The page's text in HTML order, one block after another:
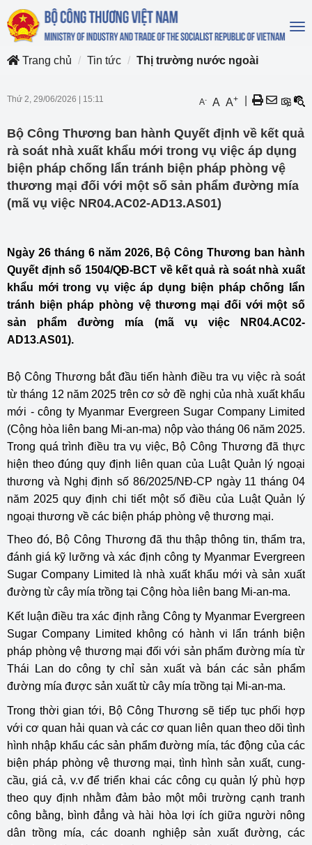
Trang chủ
Tin tức Thị trường nước ngoài
Thứ 2, 29/06/2026 15:11 A- A A+
Bộ Công Thương ban hành Quyết định về kết quả
rà soát nhà xuất khẩu mới trong vụ việc áp dụng
biện pháp chống lẩn tránh biện pháp phòng vệ
thương mại đối với một số sản phẩm đường mía
(mã vụ việc NR04.AC02-AD13.AS01)
Ngày 26 tháng 6 năm 2026, Bộ Công Thương ban hành
Quyết định số 1504/QĐ-BCT về kết quả rà soát nhà xuất
khẩu mới trong vụ việc áp dụng biện pháp chống lẩn
tránh biện pháp phòng vệ thương mại đối với một số
sản phẩm đường mía (mã vụ việc NR04.AC02-
AD13.AS01).
Bộ Công Thương bắt đầu tiến hành điều tra vụ việc rà soát
từ tháng 12 năm 2025 trên cơ sở đề nghị của nhà xuất khẩu
mới - công ty Myanmar Evergreen Sugar Company Limited
(Cộng hòa liên bang Mi-an-ma) nộp vào tháng 06 năm 2025.
Trong quá trình điều tra vụ việc, Bộ Công Thương đã thực
hiện theo đúng quy định liên quan của Luật Quản lý ngoại
thương và Nghị định số 86/2025/NĐ-CP ngày 11 tháng 04
năm 2025 quy định chi tiết một số điều của Luật Quản lý
ngoại thương về các biện pháp phòng vệ thương mại.
Theo đó, Bộ Công Thương đã thu thập thông tin, thẩm tra,
đánh giá kỹ lưỡng và xác định công ty Myanmar Evergreen
Sugar Company Limited là nhà xuất khẩu mới và sản xuất
đường từ cây mía trồng tại Cộng hòa liên bang Mi-an-ma.
Kết luận điều tra xác định rằng Công ty Myanmar Evergreen
Sugar Company Limited không có hành vi lẩn tránh biện
pháp phòng vệ thương mại đối với sản phẩm đường mía từ
Thái Lan do công ty chỉ sản xuất và bán các sản phẩm
đường mía được sản xuất từ cây mía trồng tại Mi-an-ma.
Trong thời gian tới, Bộ Công Thương sẽ tiếp tục phối hợp
với cơ quan hải quan và các cơ quan liên quan theo dõi tình
hình nhập khẩu các sản phẩm đường mía, tác động của các
biện pháp phòng vệ thương mại, tình hình sản xuất, cung-
cầu, giá cả, v.v để triển khai các công cụ quản lý phù hợp
theo quy định nhằm đảm bảo một môi trường cạnh tranh
công bằng, bình đẳng và hài hòa lợi ích giữa người nông
dân trồng mía, các doanh nghiệp sản xuất đường, các